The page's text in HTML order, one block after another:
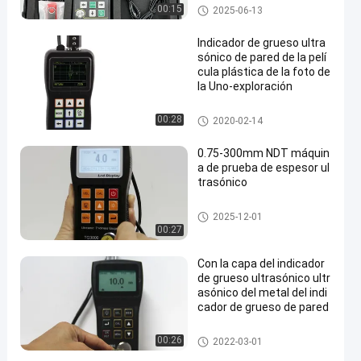
00:15
Medidor de espesor por ultras
onidos
2025-06-13
00:28
Indicador de grueso ultra
sónico de pared de la pelí
cula plástica de la foto de
la Uno-exploración
Medidor de espesor por ultras
onidos
2020-02-14
00:27
0.75-300mm NDT máquin
a de prueba de espesor ul
trasónico
Medidor de espesor por ultras
onidos
2025-12-01
00:26
Con la capa del indicador
de grueso ultrasónico ultr
asónico del metal del indi
cador de grueso de pared
Medidor de espesor por ultras
onidos
2022-03-01